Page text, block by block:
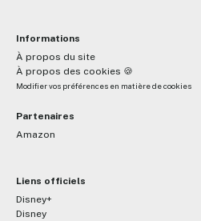
Informations
À propos du site
À propos des cookies 🍪
Modifier vos préférences en matière de cookies
Partenaires
Amazon
Liens officiels
Disney+
Disney